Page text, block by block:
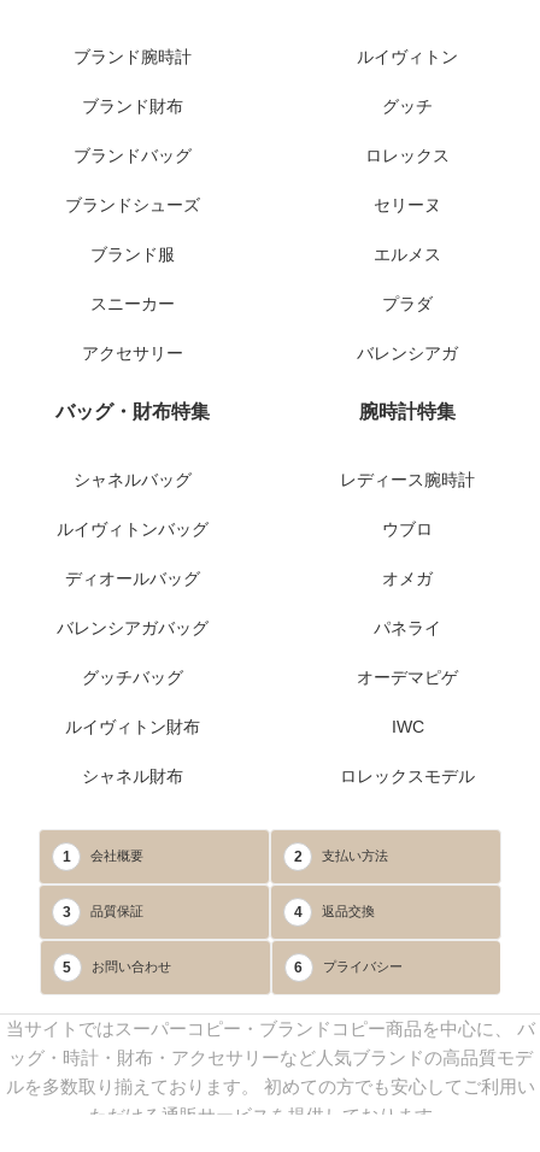
ブランド腕時計
ブランド財布
ブランドバッグ
ブランドシューズ
ブランド服
スニーカー
アクセサリー
ルイヴィトン
グッチ
ロレックス
セリーヌ
エルメス
プラダ
バレンシアガ
バッグ・財布特集
シャネルバッグ
ルイヴィトンバッグ
ディオールバッグ
バレンシアガバッグ
グッチバッグ
ルイヴィトン財布
シャネル財布
腕時計特集
レディース腕時計
ウブロ
オメガ
パネライ
オーデマピゲ
IWC
ロレックスモデル
1 会社概要 2 支払い方法
3 品質保証 4 返品交換
5 お問い合わせ 6 プライバシー
当サイトではスーパーコピー・ブランドコピー商品を中心に、 バ
ッグ・時計・財布・アクセサリーなど人気ブランドの高品質モデ
ルを多数取り揃えております。 初めての方でも安心してご利用い
ただける通販サービスを提供しております。